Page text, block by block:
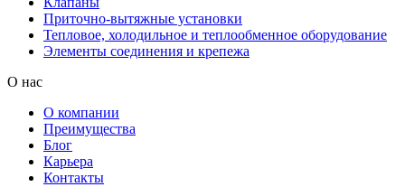
Приточно-вытяжные установки
Тепловое, холодильное и теплообменное оборудование
Элементы соединения и крепежа
О нас
О компании
Преимущества
Блог
Карьера
Контакты